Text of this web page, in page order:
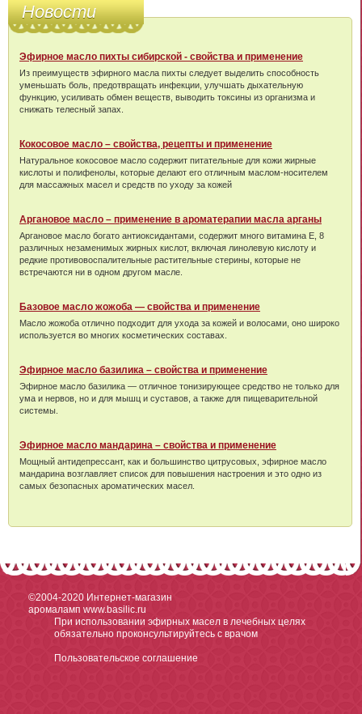
Новости
Эфирное масло пихты сибирской - свойства и применение
Из преимуществ эфирного масла пихты следует выделить способность
уменьшать боль, предотвращать инфекции, улучшать дыхательную
функцию, усиливать обмен веществ, выводить токсины из организма и
снижать телесный запах.
Кокосовое масло – свойства, рецепты и применение
Натуральное кокосовое масло содержит питательные для кожи жирные
кислоты и полифенолы, которые делают его отличным маслом-носителем
для массажных масел и средств по уходу за кожей
Аргановое масло – применение в ароматерапии масла арганы
Аргановое масло богато антиоксидантами, содержит много витамина Е, 8
различных незаменимых жирных кислот, включая линолевую кислоту и
редкие противовоспалительные растительные стерины, которые не
встречаются ни в одном другом масле.
Базовое масло жожоба — свойства и применение
Масло жожоба отлично подходит для ухода за кожей и волосами, оно широко
используется во многих косметических составах.
Эфирное масло базилика – свойства и применение
Эфирное масло базилика — отличное тонизирующее средство не только для
ума и нервов, но и для мышц и суставов, а также для пищеварительной
системы.
Эфирное масло мандарина – свойства и применение
Мощный антидепрессант, как и большинство цитрусовых, эфирное масло
мандарина возглавляет список для повышения настроения и это одно из
самых безопасных ароматических масел.
©2004-2020 Интернет-магазин
аромаламп www.basilic.ru
При использовании эфирных масел в лечебных целях
обязательно проконсультируйтесь с врачом
Пользовательское соглашение